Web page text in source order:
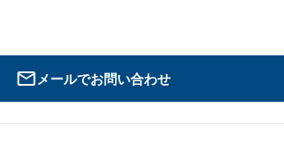
メールでお問い合わせ